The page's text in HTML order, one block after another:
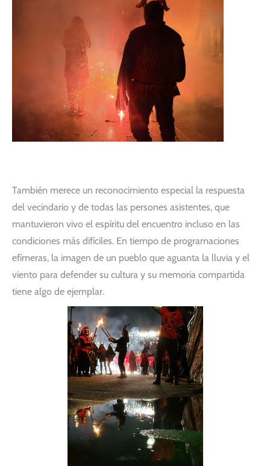
También merece un reconocimiento especial la respuesta
del vecindario y de todas las persones asistentes, que
mantuvieron vivo el espíritu del encuentro incluso en las
condiciones más difíciles. En tiempo de programaciones
efímeras, la imagen de un pueblo que aguanta la lluvia y el
viento para defender su cultura y su memoria compartida
tiene algo de ejemplar.